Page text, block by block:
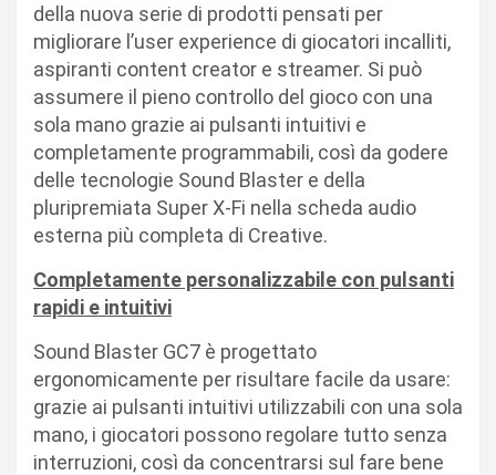
della nuova serie di prodotti pensati per
migliorare l’user experience di giocatori incalliti,
aspiranti content creator e streamer. Si può
assumere il pieno controllo del gioco con una
sola mano grazie ai pulsanti intuitivi e
completamente programmabili, così da godere
delle tecnologie Sound Blaster e della
pluripremiata Super X-Fi nella scheda audio
esterna più completa di Creative.
Completamente personalizzabile con pulsanti
rapidi e intuitivi
Sound Blaster GC7 è progettato
ergonomicamente per risultare facile da usare:
grazie ai pulsanti intuitivi utilizzabili con una sola
mano, i giocatori possono regolare tutto senza
interruzioni, così da concentrarsi sul fare bene